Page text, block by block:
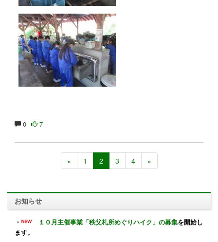
0 7
« 1 2 3 4 »
お知らせ
・ １０月主催事業「秩父札所めぐりハイク」の募集を開始し
ます。